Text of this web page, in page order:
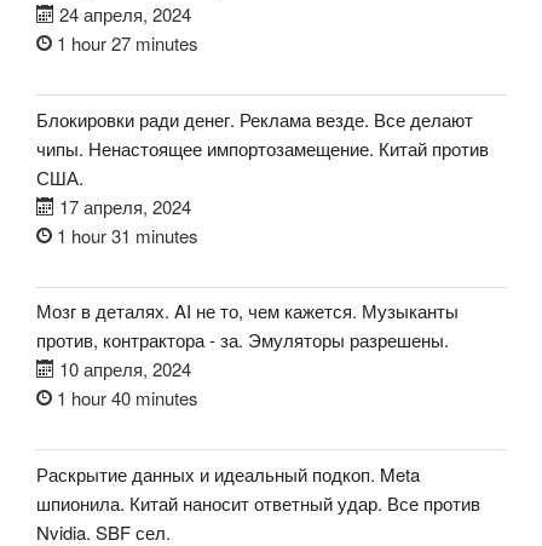
24 апреля, 2024
1 hour 27 minutes
Блокировки ради денег. Реклама везде. Все делают
чипы. Ненастоящее импортозамещение. Китай против
США.
17 апреля, 2024
1 hour 31 minutes
Мозг в деталях. AI не то, чем кажется. Музыканты
против, контрактора - за. Эмуляторы разрешены.
10 апреля, 2024
1 hour 40 minutes
Раскрытие данных и идеальный подкоп. Meta
шпионила. Китай наносит ответный удар. Все против
Nvidia. SBF сел.